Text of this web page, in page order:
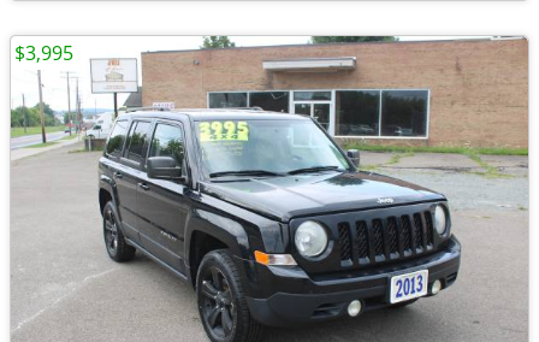
$3,995